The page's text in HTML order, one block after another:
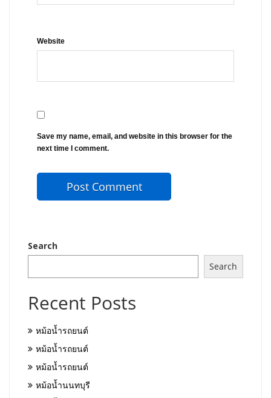
Website
Save my name, email, and website in this browser for the
next time I comment.
Search
Search
Recent Posts
หม้อน้ำรถยนต์
หม้อน้ำรถยนต์
หม้อน้ำรถยนต์
หม้อน้ำนนทบุรี